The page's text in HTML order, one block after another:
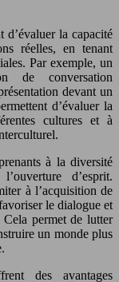
d’évaluer la capacité
réelles, en tenant
Par exemple, un
de conversation
devant un
d’évaluer la
cultures et à
à la diversité
d’esprit.
à l’acquisition de
le dialogue et
permet de lutter
un monde plus
des avantages